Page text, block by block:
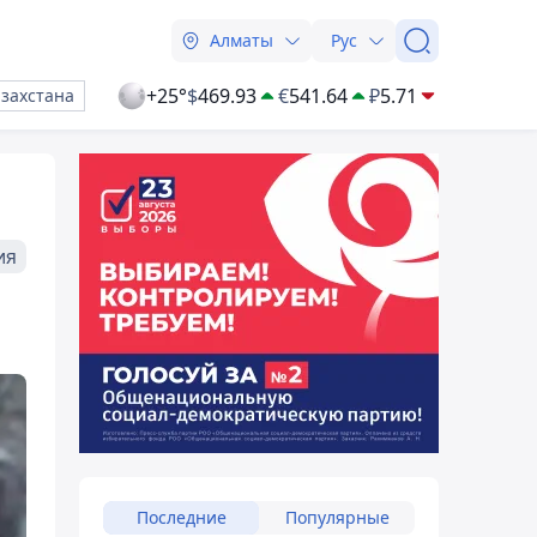
Алматы Рус
+25°$469.93 €541.64 ₽5.71
Последние Популярные